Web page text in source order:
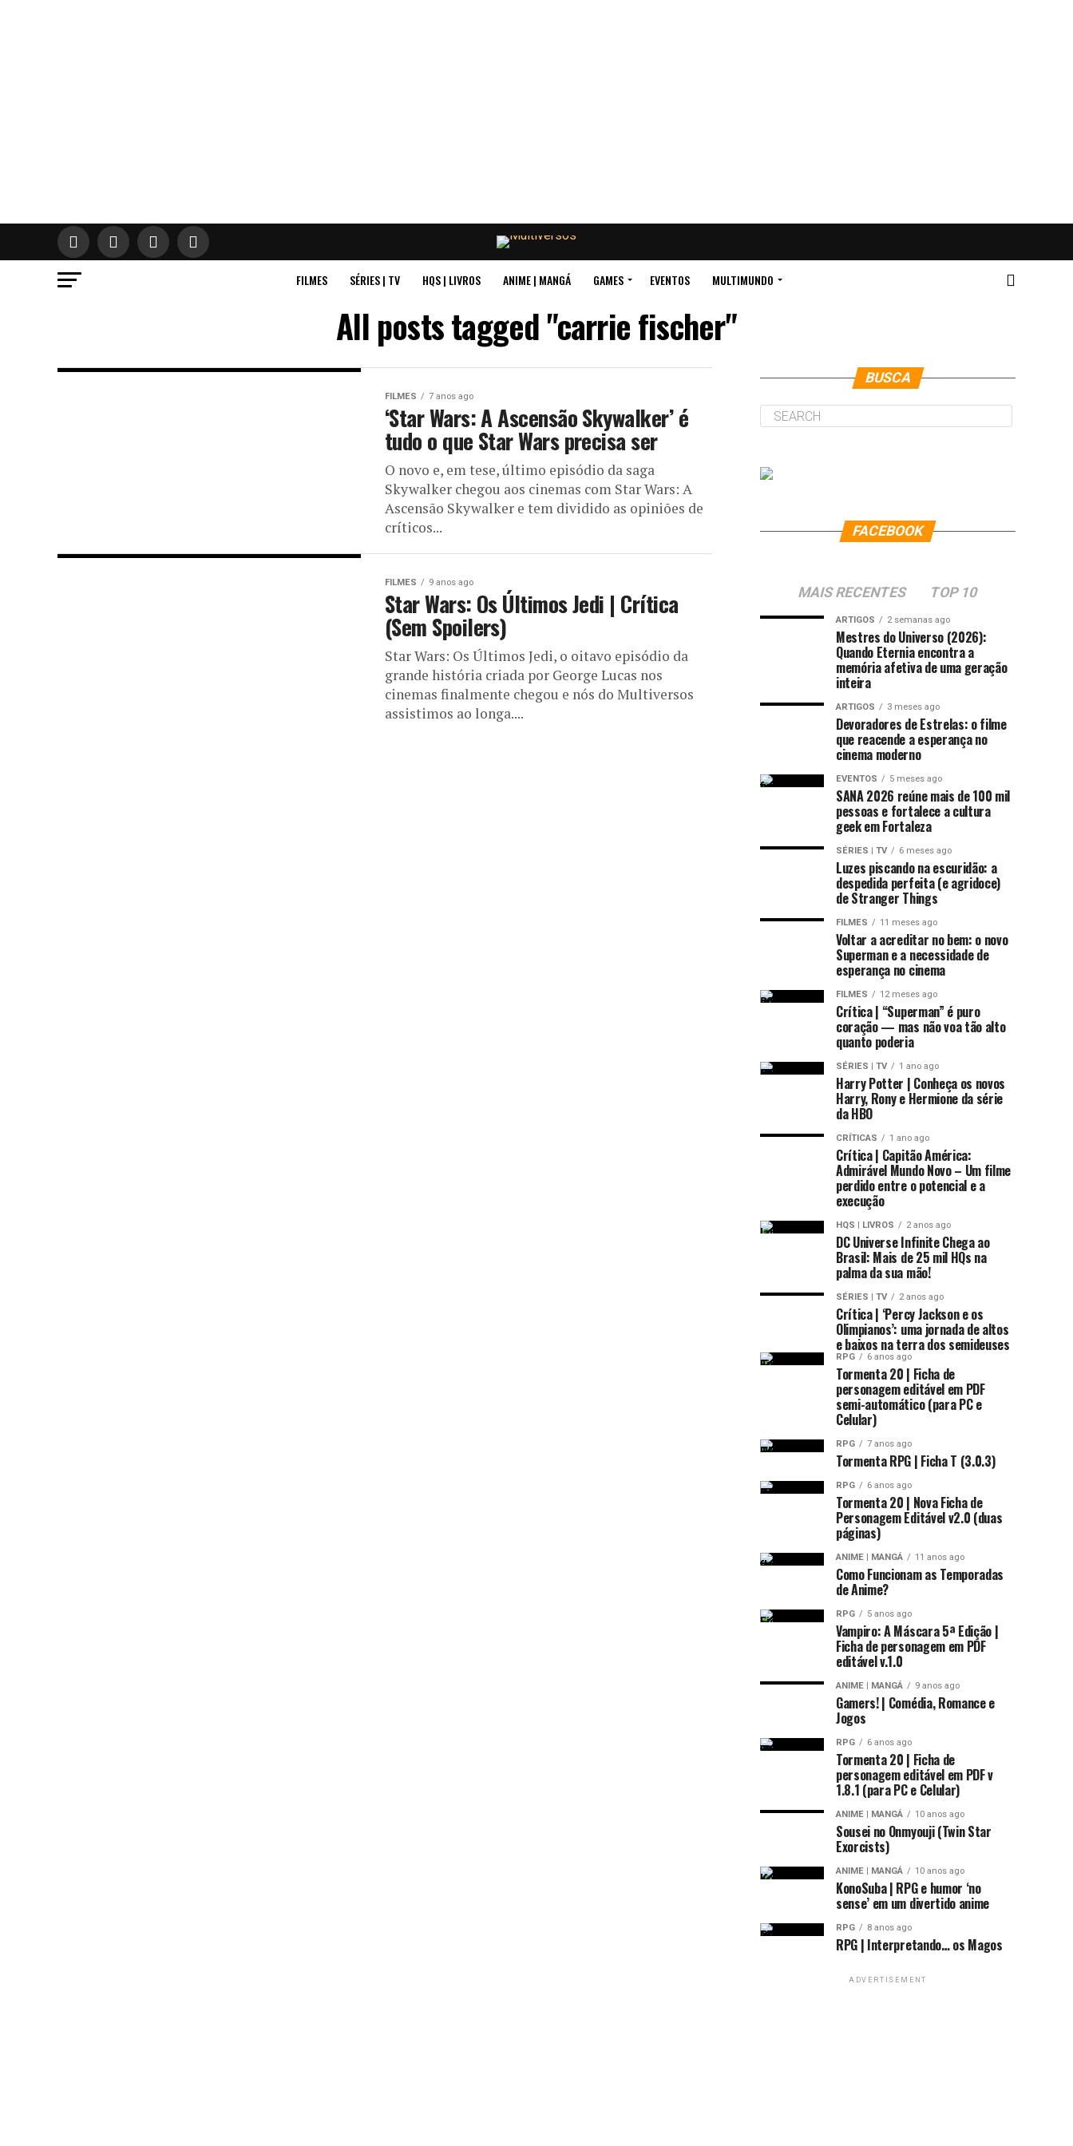
FILMES SÉRIES | TV HQS | LIVROS ANIME | MANGÁ GAMES EVENTOS MULTIMUNDO
All posts tagged "carrie fischer"
FILMES 7 anos ago
‘Star Wars: A Ascensão Skywalker’ é
tudo o que Star Wars precisa ser
O novo e, em tese, último episódio da saga
Skywalker chegou aos cinemas com Star Wars: A
Ascensão Skywalker e tem dividido as opiniões de
críticos...
FILMES 9 anos ago
Star Wars: Os Últimos Jedi | Crítica
(Sem Spoilers)
Star Wars: Os Últimos Jedi, o oitavo episódio da
grande história criada por George Lucas nos
cinemas finalmente chegou e nós do Multiversos
assistimos ao longa....
BUSCA
FACEBOOK
MAIS RECENTES TOP 10
ARTIGOS 2 semanas ago
Mestres do Universo (2026):
Quando Eternia encontra a
memória afetiva de uma geração
inteira
ARTIGOS 3 meses ago
Devoradores de Estrelas: o filme
que reacende a esperança no
cinema moderno
EVENTOS 5 meses ago
SANA 2026 reúne mais de 100 mil
pessoas e fortalece a cultura
geek em Fortaleza
SÉRIES | TV 6 meses ago
Luzes piscando na escuridão: a
despedida perfeita (e agridoce)
de Stranger Things
FILMES 11 meses ago
Voltar a acreditar no bem: o novo
Superman e a necessidade de
esperança no cinema
FILMES 12 meses ago
Crítica | “Superman” é puro
coração — mas não voa tão alto
quanto poderia
SÉRIES | TV 1 ano ago
Harry Potter | Conheça os novos
Harry, Rony e Hermione da série
da HBO
CRÍTICAS 1 ano ago
Crítica | Capitão América:
Admirável Mundo Novo – Um filme
perdido entre o potencial e a
execução
HQS | LIVROS 2 anos ago
DC Universe Infinite Chega ao
Brasil: Mais de 25 mil HQs na
palma da sua mão!
SÉRIES | TV 2 anos ago
Crítica | ‘Percy Jackson e os
Olimpianos’: uma jornada de altos
e baixos na terra dos semideuses
RPG 6 anos ago
Tormenta 20 | Ficha de
personagem editável em PDF
semi-automático (para PC e
Celular)
RPG 7 anos ago
Tormenta RPG | Ficha T (3.0.3)
RPG 6 anos ago
Tormenta 20 | Nova Ficha de
Personagem Editável v2.0 (duas
páginas)
ANIME | MANGÁ 11 anos ago
Como Funcionam as Temporadas
de Anime?
RPG 5 anos ago
Vampiro: A Máscara 5ª Edição |
Ficha de personagem em PDF
editável v.1.0
ANIME | MANGÁ 9 anos ago
Gamers! | Comédia, Romance e
Jogos
RPG 6 anos ago
Tormenta 20 | Ficha de
personagem editável em PDF v
1.8.1 (para PC e Celular)
ANIME | MANGÁ 10 anos ago
Sousei no Onmyouji (Twin Star
Exorcists)
ANIME | MANGÁ 10 anos ago
KonoSuba | RPG e humor ‘no
sense’ em um divertido anime
RPG 8 anos ago
RPG | Interpretando… os Magos
ADVERTISEMENT